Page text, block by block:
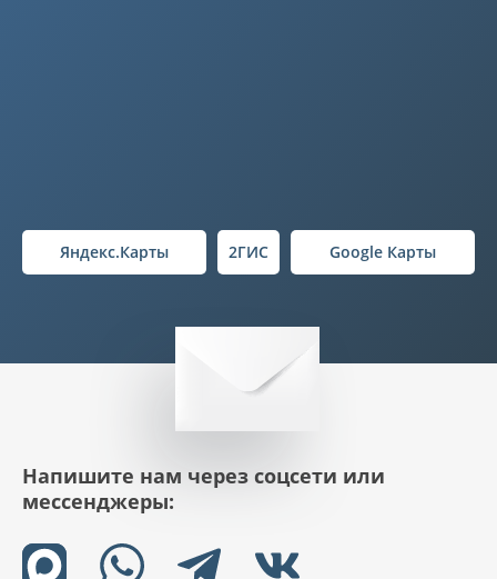
Яндекс.Карты 2ГИС Google Карты
Напишите нам через соцсети или
мессенджеры: